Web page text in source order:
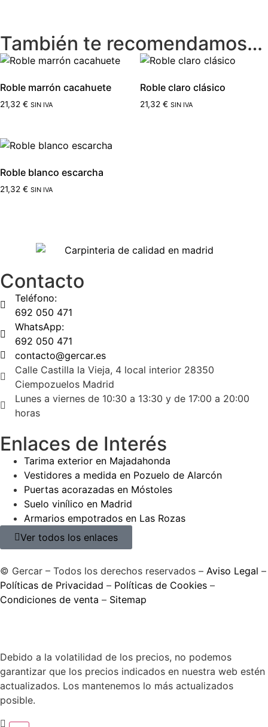
También te recomendamos…
Roble marrón cacahuete
21,32 € SIN IVA
Roble claro clásico
21,32 € SIN IVA
Roble blanco escarcha
21,32 € SIN IVA
Contacto
Teléfono:
692 050 471
WhatsApp:
692 050 471
contacto@gercar.es
Calle Castilla la Vieja, 4 local interior 28350
Ciempozuelos Madrid
Lunes a viernes de 10:30 a 13:30 y de 17:00 a 20:00
horas
Enlaces de Interés
Tarima exterior en Majadahonda
Vestidores a medida en Pozuelo de Alarcón
Puertas acorazadas en Móstoles
Suelo vinílico en Madrid
Armarios empotrados en Las Rozas
Ver todos los enlaces
© Gercar – Todos los derechos reservados – Aviso Legal –
Políticas de Privacidad – Políticas de Cookies –
Condiciones de venta – Sitemap
Debido a la volatilidad de los precios, no podemos
garantizar que los precios indicados en nuestra web estén
actualizados. Los mantenemos lo más actualizados
posible.